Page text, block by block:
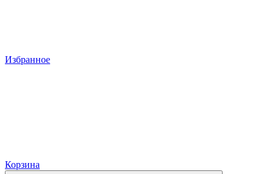
Избранное
Корзина